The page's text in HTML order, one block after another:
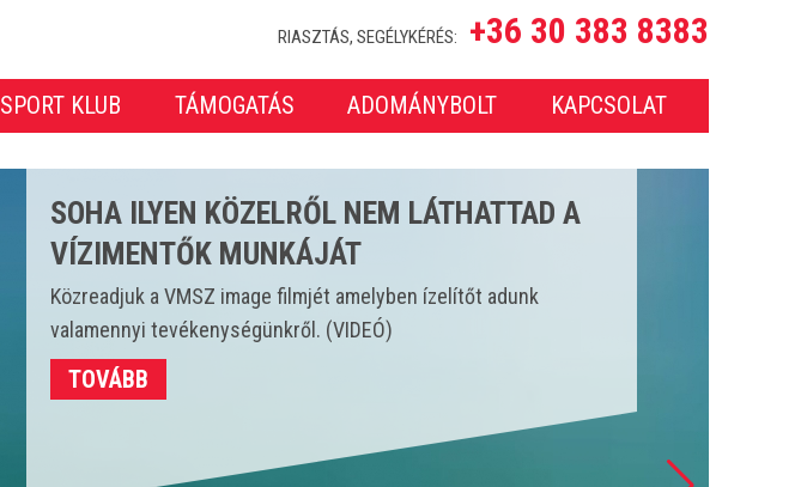
RIASZTÁS, SEGÉLYKÉRÉS: +36 30 383 8383
SPORT KLUB TÁMOGATÁS ADOMÁNYBOLT KAPCSOLAT
CSAKNEM 4000 ESETET LÁTTUNK EL A 2025-
ÖS STRANDSZEZONBAN
Idén 450 vízmentő kollégánk állt szolgálatba és csak a
strandokon összesen 3702 esetet látott el. (VIDEÓ)
TOVÁBB